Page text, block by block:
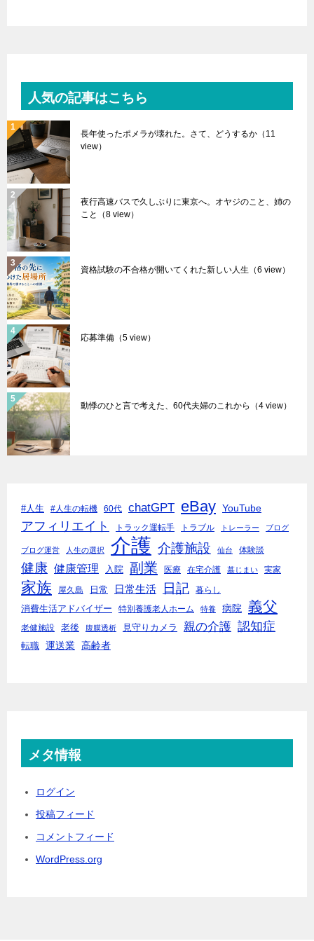
人気の記事はこちら
長年使ったポメラが壊れた。さて、どうするか （11
view）
夜行高速バスで久しぶりに東京へ。オヤジのこと、姉の
こと
（8 view）
資格試験の不合格が開いてくれた新しい人生 （6 view）
応募準備 （5 view）
動悸のひと言で考えた、60代夫婦のこれから （4 view）
#人生 #人生の転機 60代 chatGPT eBay YouTube
アフィリエイト トラック運転手 トラブル トレーラー ブログ
ブログ運営 人生の選択 介護 介護施設 仙台 体験談
健康 健康管理 入院 副業 医療 在宅介護 墓じまい 実家
家族 屋久島 日常 日常生活 日記 暮らし
消費生活アドバイザー 特別養護老人ホーム 特養 病院 義父
老健施設 老後 腹膜透析 見守りカメラ 親の介護 認知症
転職 運送業 高齢者
メタ情報
ログイン
投稿フィード
コメントフィード
WordPress.org